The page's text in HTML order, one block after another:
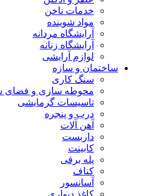
خدمات ناخن
مواد شوینده
آرایشگاه مردانه
آرایشگاه زنانه
لوازم آرایشی
ساختمان و سازه
سنگ کاری
محوطه سازی و فضای
تاسیسات گرمایشی
درب و پنجره
آهن آلات
داربست
کابینت
پله برقی
کناف
آسانسور